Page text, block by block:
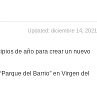
Updated: diciembre 14, 2021
de año para crear un nuevo
del Barrio” en Virgen del